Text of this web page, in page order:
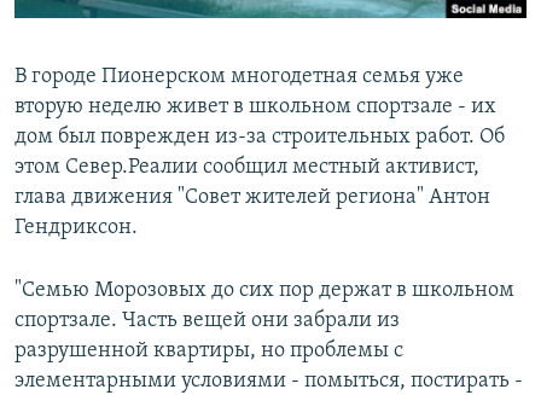
Все сайты РСЕ/РС
В городе Пионерском многодетная семья уже
вторую неделю живет в школьном спортзале - их
дом был поврежден из-за строительных работ. Об
этом Север.Реалии сообщил местный активист,
глава движения "Совет жителей региона" Антон
Гендриксон.
"Семью Морозовых до сих пор держат в школьном
спортзале. Часть вещей они забрали из
разрушенной квартиры, но проблемы с
элементарными условиями - помыться, постирать -